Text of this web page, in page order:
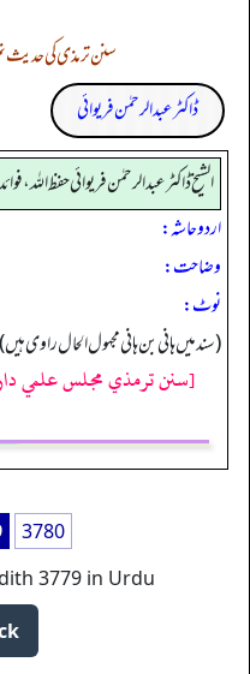
سنن ترمذی کی حدیث نمبر 3779 کے فوائد
ڈاکٹر عبدالرحمٰن فریوائی
الشیخ ڈاکٹر عبد الرحمٰن فریوائی حفظ اللہ،
اردو حاشہ:
وضاحت:
نوٹ:
(سند میں ہانی بن ہانی مجہول الحال راوی ہیں)
[سنن ترمذي مجلس علمي
3780
3779 in Urdu
⬅️